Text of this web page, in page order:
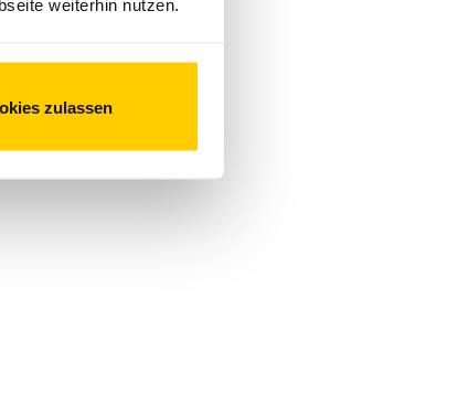
weiterhin nutzen.
zulassen